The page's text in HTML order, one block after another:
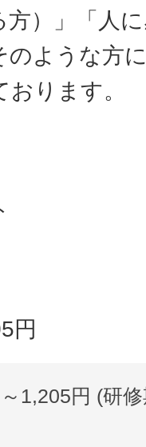
方）」「人
のような方
ります。
円
1,205円 (研